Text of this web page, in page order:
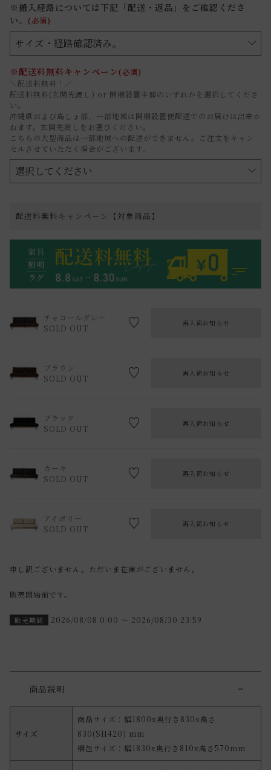
※搬入経路については下記「配送・返品」をご確認くださ
い。
(必須)
※配送料無料キャンペーン(必須)
＼配送料無料！／
配送料無料(玄関先渡し) or 開梱設置半額のいずれかを選択してくださ
い。
沖縄県および島しょ部、一部地域は開梱設置便配送でのお届けは出来か
ねます。玄関先渡しをお選びください。
こちらの大型商品は一部地域への配送ができません。ご注文をキャン
セルさせていただく場合がございます。
配送料無料キャンペーン【対象商品】
チャコールグレー
SOLD OUT
再入荷お知らせ
ブラウン
SOLD OUT
再入荷お知らせ
ブラック
SOLD OUT
再入荷お知らせ
カーキ
SOLD OUT
再入荷お知らせ
アイボリー
SOLD OUT
再入荷お知らせ
申し訳ございません。ただいま在庫がございません。
販売開始前です。
販売期間 2026/08/08 0:00 〜 2026/08/30 23:59
商品説明
サイズ
商品サイズ：幅1800x奥行き830x高さ
830(SH420) mm
梱包サイズ：幅1830x奥行き810x高さ570mm